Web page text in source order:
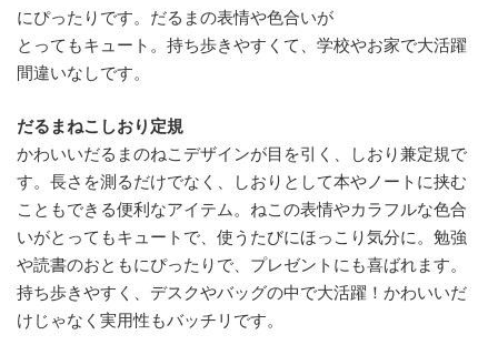
にぴったりです。だるまの表情や色合いが
とってもキュート。持ち歩きやすくて、学校やお家で大活躍
間違いなしです。
だるまねこしおり定規
かわいいだるまのねこデザインが目を引く、しおり兼定規で
す。長さを測るだけでなく、しおりとして本やノートに挟む
こともできる便利なアイテム。ねこの表情やカラフルな色合
いがとってもキュートで、使うたびにほっこり気分に。勉強
や読書のおともにぴったりで、プレゼントにも喜ばれます。
持ち歩きやすく、デスクやバッグの中で大活躍！かわいいだ
けじゃなく実用性もバッチリです。